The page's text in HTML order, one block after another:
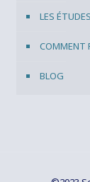
LES
COMMENT
BLOG